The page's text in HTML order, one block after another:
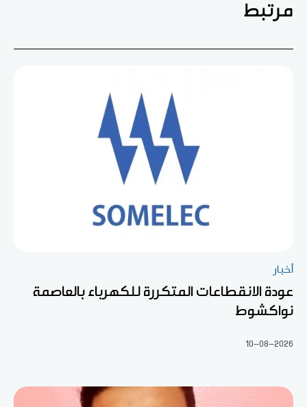
مرتبط
أخبار
عودة الانقطاعات المتكررة للكهرباء بالعاصمة
نواكشوط
10-08-2026